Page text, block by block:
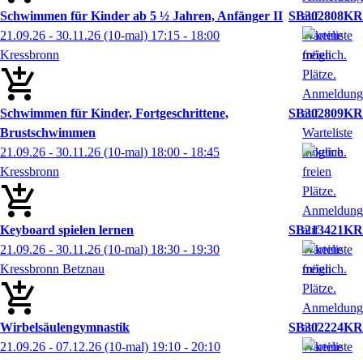
Schwimmen für Kinder ab 5 ½ Jahren, Anfänger II SB302808KR
21.09.26 - 30.11.26 (10-mal) 17:15 - 18:00
Kressbronn
Schwimmen für Kinder, Fortgeschrittene,
Brustschwimmen
SB302809KR
21.09.26 - 30.11.26 (10-mal) 18:00 - 18:45
Kressbronn
Keyboard spielen lernen
SB213421KR
21.09.26 - 30.11.26 (10-mal) 18:30 - 19:30
Kressbronn Betznau
Wirbelsäulengymnastik
SB302224KR
21.09.26 - 07.12.26 (10-mal) 19:10 - 20:10